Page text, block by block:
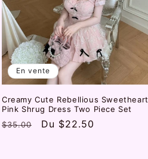
En vente
Creamy Cute Rebellious Sweetheart
Pink Shrug Dress Two Piece Set
Prix
$35.00
Prix
Du $22.50